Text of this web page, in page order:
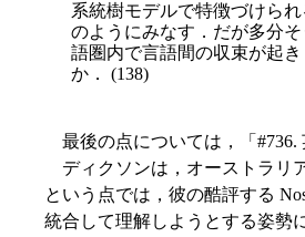
系統樹モデルで特徴づけら
のようにみなす．だが多分
語圏内で言語間の収束が起
か． (138)
最後の点については，「#736.
ディクソンは，オーストラリ
という点では，彼の酷評する
統合して理解しようとする姿勢